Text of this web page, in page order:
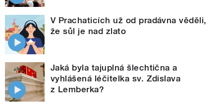
V Prachaticích už od pradávna věděli,
že sůl je nad zlato
Jaká byla tajuplná šlechtična a
vyhlášená léčitelka sv. Zdislava
z Lemberka?